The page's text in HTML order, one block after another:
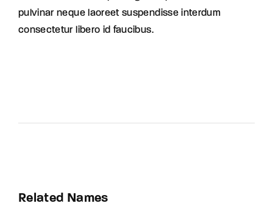
pulvinar neque laoreet suspendisse interdum
consectetur libero id faucibus.
Related Names